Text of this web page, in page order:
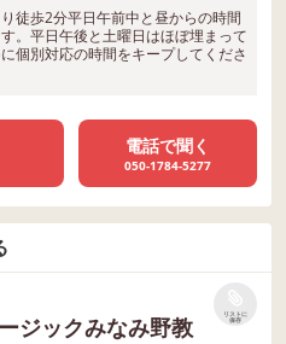
徒歩2分平日午前中と昼からの時間
。平日午後と土曜日はほぼ埋まって
個別対応の時間をキープしてくださ
電話で聞く
050-1784-5277
ジックみなみ野教
リストに
保存